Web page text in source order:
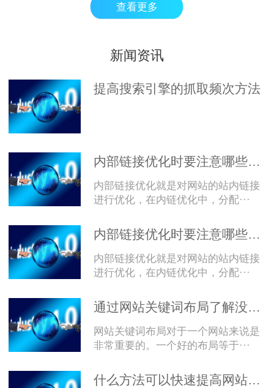
查看更多
新闻资讯
提高搜索引擎的抓取频次方法
内部链接优化时要注意哪些内容？
内部链接优化就是对网站的站内链接
进行优化，在内链优化中，分配···
内部链接优化时要注意哪些内容？
内部链接优化就是对网站的站内链接
进行优化，在内链优化中，分配···
通过网站关键词布局了解没有首页排名的原因
网站关键词布局对于一个网站来说是
非常重要的。一个好的布局等于···
什么方法可以快速提高网站的收录呢?